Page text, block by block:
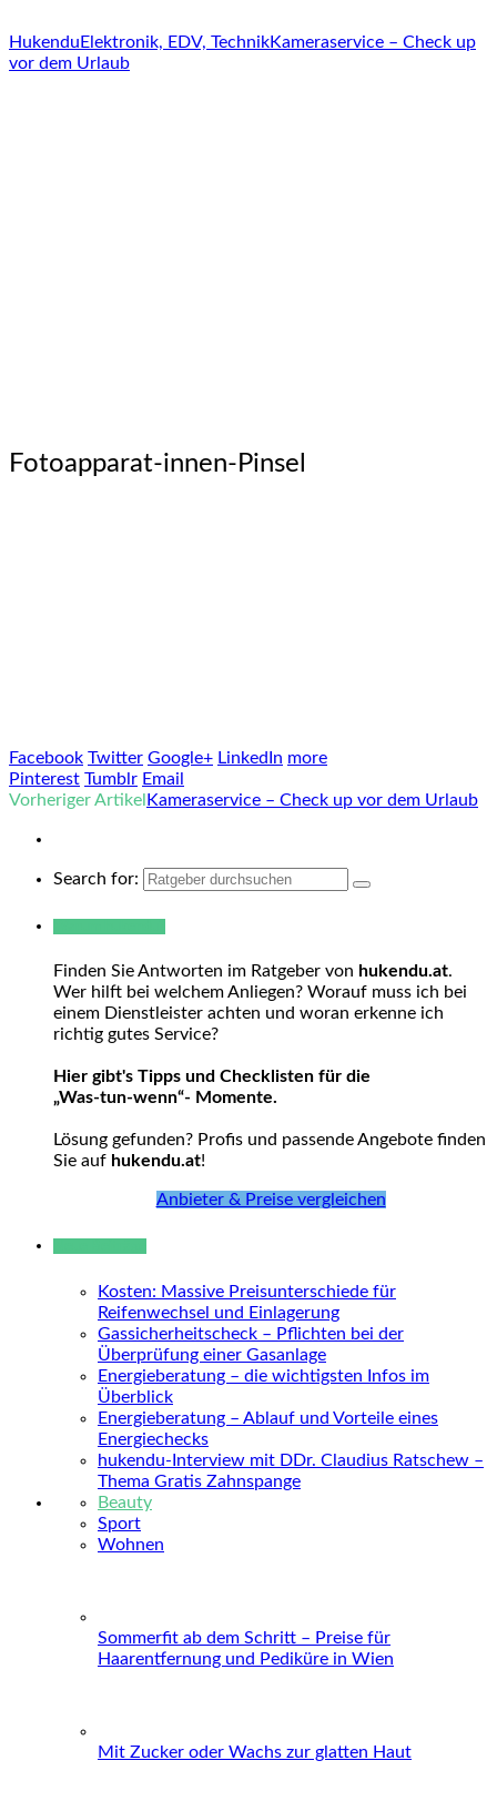
Hukendu Elektronik, EDV, TechnikKameraservice – Check up
vor dem Urlaub
Fotoapparat-innen-Pinsel
Facebook Twitter Google+ LinkedIn more
Pinterest Tumblr Email
Vorheriger Artikel Kameraservice – Check up vor dem Urlaub
Search for:
Finden Sie Antworten im Ratgeber von hukendu.at.
Wer hilft bei welchem Anliegen? Worauf muss ich bei
einem Dienstleister achten und woran erkenne ich
richtig gutes Service?
Hier gibt's Tipps und Checklisten für die
„Was-tun-wenn“- Momente.
Lösung gefunden? Profis und passende Angebote finden
Sie auf hukendu.at!
Anbieter & Preise vergleichen
Kosten: Massive Preisunterschiede für
Reifenwechsel und Einlagerung
Gassicherheitscheck – Pflichten bei der
Überprüfung einer Gasanlage
Energieberatung – die wichtigsten Infos im
Überblick
Energieberatung – Ablauf und Vorteile eines
Energiechecks
hukendu-Interview mit DDr. Claudius Ratschew –
Thema Gratis Zahnspange
Beauty
Sport
Wohnen
Sommerfit ab dem Schritt – Preise für
Haarentfernung und Pediküre in Wien
Mit Zucker oder Wachs zur glatten Haut